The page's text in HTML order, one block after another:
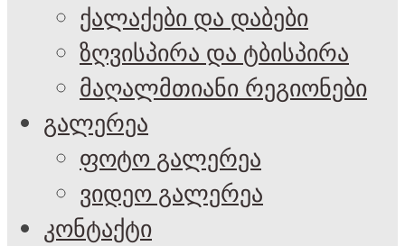
ქალაქები და დაბები
ზღვისპირა და ტბისპირა
მაღალმთიანი რეგიონები
გალერეა
ფოტო გალერეა
ვიდეო გალერეა
კონტაქტი